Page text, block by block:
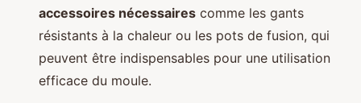
accessoires nécessaires comme les gants
résistants à la chaleur ou les pots de fusion, qui
peuvent être indispensables pour une utilisation
efficace du moule.